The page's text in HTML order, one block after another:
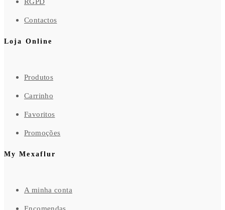
Contactos
Loja Online
Produtos
Carrinho
Favoritos
Promoções
My Mexaflur
A minha conta
Encomendas